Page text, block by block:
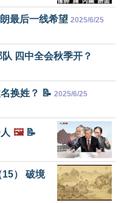
最后一线希望 2025/6/25
四中全会秋季开？
换姓？ 📝 2025/6/25
🖼️📝
） 破境